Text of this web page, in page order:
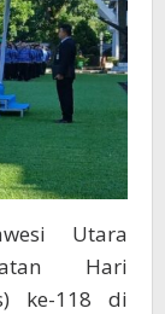
Utara
Hari
ke-118 di